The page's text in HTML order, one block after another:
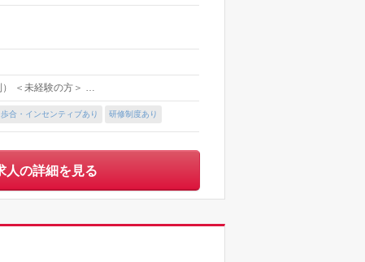
＜未経験の方＞ …
歩合・インセンティブあり 研修制度あり
人の詳細を見る